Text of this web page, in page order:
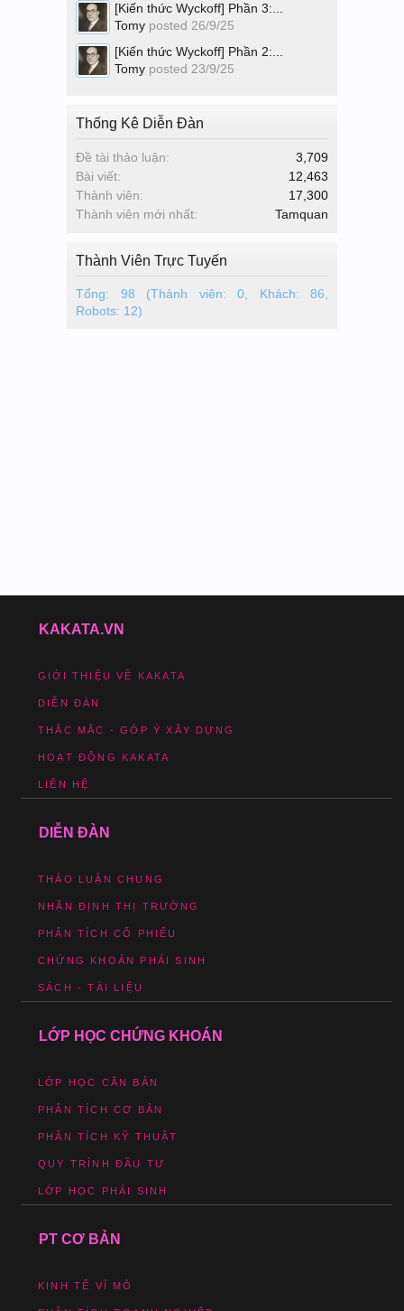
[Kiến thức Wyckoff] Phần 3:...
Tomy posted 26/9/25
[Kiến thức Wyckoff] Phần 2:...
Tomy posted 23/9/25
Thống Kê Diễn Đàn
Đề tài thảo luận:
3,709
Bài viết:
12,463
Thành viên:
17,300
Thành viên mới nhất:
Tamquan
Thành Viên Trực Tuyến
Tổng: 98 (Thành viên: 0, Khách: 86,
Robots: 12)
KAKATA.VN
GIỚI THIỆU VỀ KAKATA
DIỄN ĐÀN
THẮC MẮC - GÓP Ý XÂY DỰNG
HOẠT ĐỘNG KAKATA
LIÊN HỆ
DIỄN ĐÀN
THẢO LUẬN CHUNG
NHẬN ĐỊNH THỊ TRƯỜNG
PHÂN TÍCH CỔ PHIẾU
CHỨNG KHOÁN PHÁI SINH
SÁCH - TÀI LIỆU
LỚP HỌC CHỨNG KHOÁN
LỚP HỌC CĂN BẢN
PHÂN TÍCH CƠ BẢN
PHÂN TÍCH KỸ THUẬT
QUY TRÌNH ĐẦU TƯ
LỚP HỌC PHÁI SINH
PT CƠ BẢN
KINH TẾ VĨ MÔ